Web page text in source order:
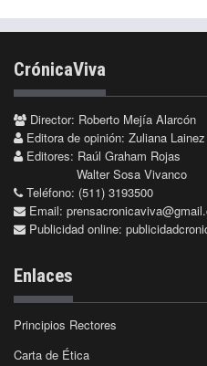
CrónicaViva
Director: Roberto Mejía Alarcón
Editora de opinión: Zuliana
Editores: Raúl Graham Rojas
Walter Sosa Vivanco
Teléfono: (511) 3193500
Email:
Publicidad online:
Enlaces
Principios Rectores
Carta de Ética